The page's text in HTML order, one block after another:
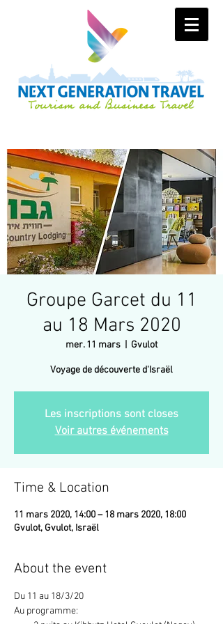
Groupe Garcet du 11
au 18 Mars 2020
mer. 11 mars Gvulot
Voyage de découverte d'Israël
Les inscriptions sont closes
Voir autres événements
Time & Location
11 mars 2020, 14:00 – 18 mars 2020, 18:00
Gvulot, Gvulot, Israël
About the event
Du 11 au 18/3/20
Au programme: